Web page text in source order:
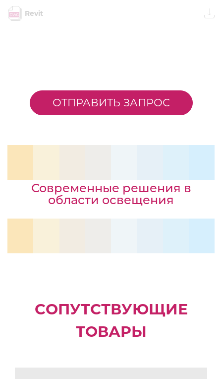
Revit
ОТПРАВИТЬ ЗАПРОС
Современные решения в
области освещения
СОПУТСТВУЮЩИЕ
ТОВАРЫ